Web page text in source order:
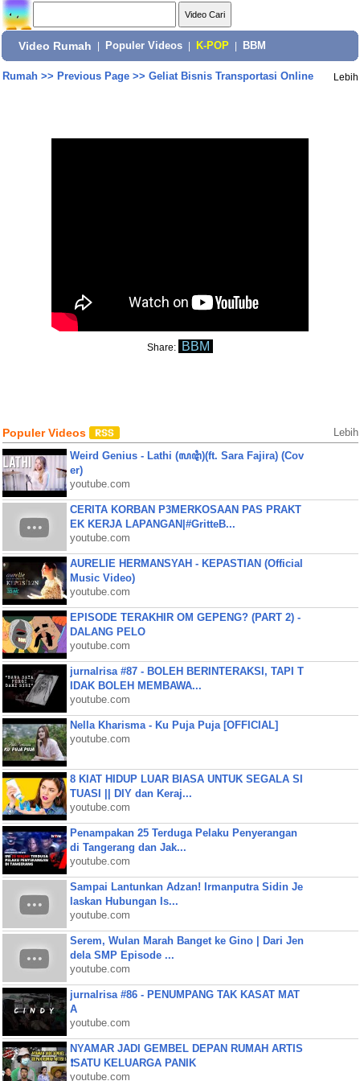
Video Rumah Populer Videos K-POP BBM
Rumah>> Previous Page>> Geliat Bisnis Transportasi Online Lebih
Share: BBM
Populer Videos Lebih
Weird Genius - Lathi (ꦭꦛꦶ)(ft. Sara Fajira) (Cov
er)
youtube.com
CERITA KORBAN P3MERKOSAAN PAS PRAKT
EK KERJA LAPANGAN|#GritteB...
youtube.com
AURELIE HERMANSYAH - KEPASTIAN (Official
Music Video)
youtube.com
EPISODE TERAKHIR OM GEPENG? (PART 2) -
DALANG PELO
youtube.com
jurnalrisa #87 - BOLEH BERINTERAKSI, TAPI T
IDAK BOLEH MEMBAWA...
youtube.com
Nella Kharisma - Ku Puja Puja [OFFICIAL]
youtube.com
8 KIAT HIDUP LUAR BIASA UNTUK SEGALA SI
TUASI || DIY dan Keraj...
youtube.com
Penampakan 25 Terduga Pelaku Penyerangan
di Tangerang dan Jak...
youtube.com
Sampai Lantunkan Adzan! Irmanputra Sidin Je
laskan Hubungan Is...
youtube.com
Serem, Wulan Marah Banget ke Gino | Dari Jen
dela SMP Episode ...
youtube.com
jurnalrisa #86 - PENUMPANG TAK KASAT MAT
A
youtube.com
NYAMAR JADI GEMBEL DEPAN RUMAH ARTIS
❗SATU KELUARGA PANIK
youtube.com